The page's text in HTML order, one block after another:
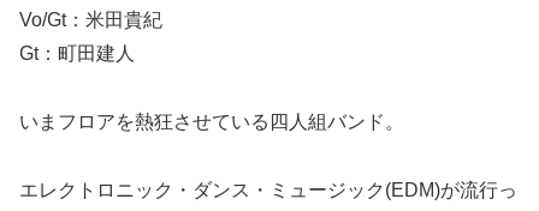
Vo/Gt：米田貴紀
Gt：町田建人
いまフロアを熱狂させている四人組バンド。
エレクトロニック・ダンス・ミュージック(EDM)が流行っ